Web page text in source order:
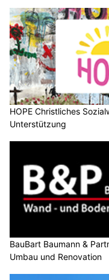
HOPE Christliches
Unterstützung
BauBart Baumann &
Umbau und Renovation